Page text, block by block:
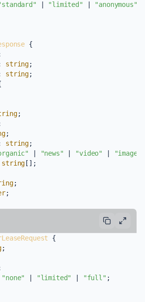
"limited" "anonymous"
{
string;
string;
;
;
string;
"news" "video" "image"
string [];
;
;
{
;
"none" "limited" "full" ;